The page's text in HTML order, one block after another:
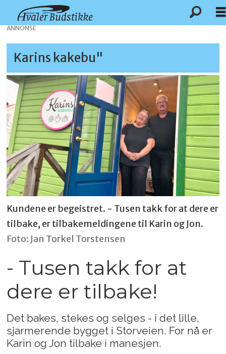
ANNONSE
Karins kakebu"
Kundene er begeistret. - Tusen takk for at dere er
tilbake, er tilbakemeldingene til Karin og Jon.
Foto: Jan Torkel Torstensen
- Tusen takk for at
dere er tilbake!
Det bakes, stekes og selges - i det lille,
sjarmerende bygget i Storveien. For nå er
Karin og Jon tilbake i manesjen.